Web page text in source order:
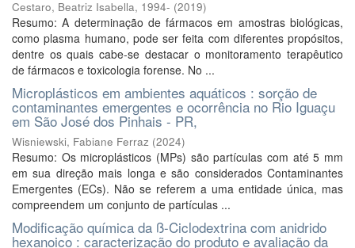
Cestaro, Beatriz Isabella, 1994- (2019)
Resumo: A determinação de fármacos em amostras biológicas,
como plasma humano, pode ser feita com diferentes propósitos,
dentre os quais cabe-se destacar o monitoramento terapêutico
de fármacos e toxicologia forense. No ...
Microplásticos em ambientes aquáticos : sorção de
contaminantes emergentes e ocorrência no Rio Iguaçu
em São José dos Pinhais - PR,
Wisniewski, Fabiane Ferraz (2024)
Resumo: Os microplásticos (MPs) são partículas com até 5 mm
em sua direção mais longa e são considerados Contaminantes
Emergentes (ECs). Não se referem a uma entidade única, mas
compreendem um conjunto de partículas ...
Modificação química da ß-Ciclodextrina com anidrido
hexanoico : caracterização do produto e avaliação da